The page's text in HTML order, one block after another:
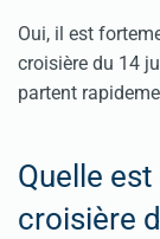
Oui, il est
croisière du 14
partent
Quelle
croisière